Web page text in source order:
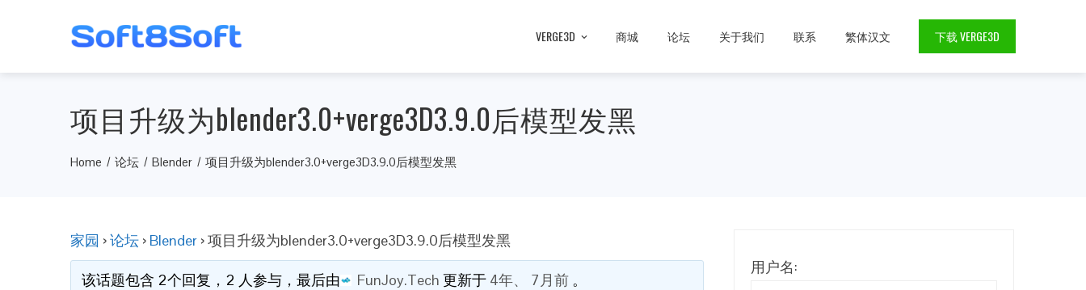
VERGE3D 商城 论坛 关于我们 联系 繁体汉文 下载 VERGE3D
项目升级为blender3.0+verge3D3.9.0后模型发黑
Home 论坛 Blender 项目升级为blender3.0+verge3D3.9.0后模型发黑
家园 ›论坛 › Blender ›项目升级为blender3.0+verge3D3.9.0后模型发黑
该话题包含 2个回复，2 人参与，最后由 FunJoy.Tech 更新于 4年、 7月前 。
用户名: